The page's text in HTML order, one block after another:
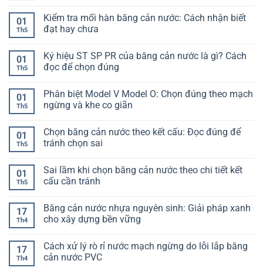
chọn
không
bị
mục
băng
cản
nước
thép:
Làm
sao
bị
lệch
khi
tông
bình
luận
ở
dài
băng
cản
gì?
Hiểu
đúng
không
lệch
01
Th5
Kiểm tra mối hàn băng cản nước: Cách nhận biết
đạt hay chưa
bình
luận
ở
mối
hàn
băng
Cách
nhận
biết
chưa
01
Th5
Ký hiệu ST SP PR của băng cản nước là gì? Cách
đọc để chọn đúng
bình
luận
ở
ST
SP
PR
cản
nước
là
đọc
để
chọn
01
Th5
Phân biệt Model V Model O: Chọn đúng theo mạch
ngừng và khe co giãn
bình
luận
ở
Model
V
Model
đúng
theo
mạch
khe
co
giãn
01
Th5
Chọn băng cản nước theo kết cấu: Đọc đúng để
tránh chọn sai
bình
luận
ở
cản
nước
theo
Đọc
đúng
để
01
Th5
Sai lầm khi chọn băng cản nước theo chi tiết kết
cấu cần tránh
bình
luận
ở
khi
chọn
băng
17
Th4
Băng cản nước nhựa nguyên sinh: Giải pháp xanh
cho xây dựng bền vững
bình
luận
ở
17
Th4
Cách xử lý rò rỉ nước mạch ngừng do lỗi lắp băng
cản nước PVC